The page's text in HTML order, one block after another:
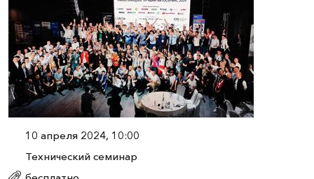
10 апреля 2024, 10:00
Технический семинар